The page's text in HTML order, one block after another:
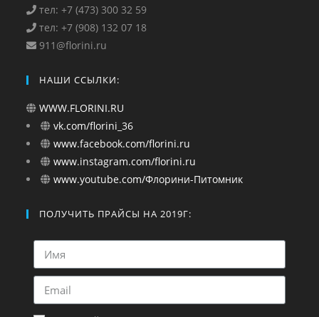
тел: +7 (473) 300 32 59
тел: +7 (908) 132 07 18
911@florini.ru
НАШИ ССЫЛКИ:
WWW.FLORINI.RU
vk.com/florini_36
www.facebook.com/florini.ru
www.instagram.com/florini.ru
www.youtube.com/Флорини-Питомник
ПОЛУЧИТЬ ПРАЙСЫ НА 2019Г: